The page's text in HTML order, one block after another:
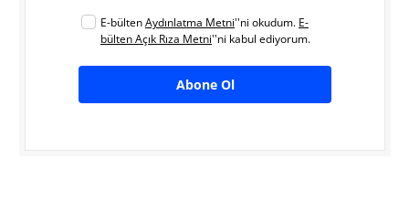
E-bültenAydınlatma Metni''ni okudum. E-
bülten Açık Rıza Metni''ni kabul ediyorum.
Abone Ol